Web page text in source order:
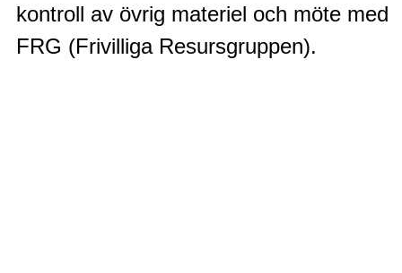
kontroll av övrig materiel och möte med
FRG (Frivilliga Resursgruppen).